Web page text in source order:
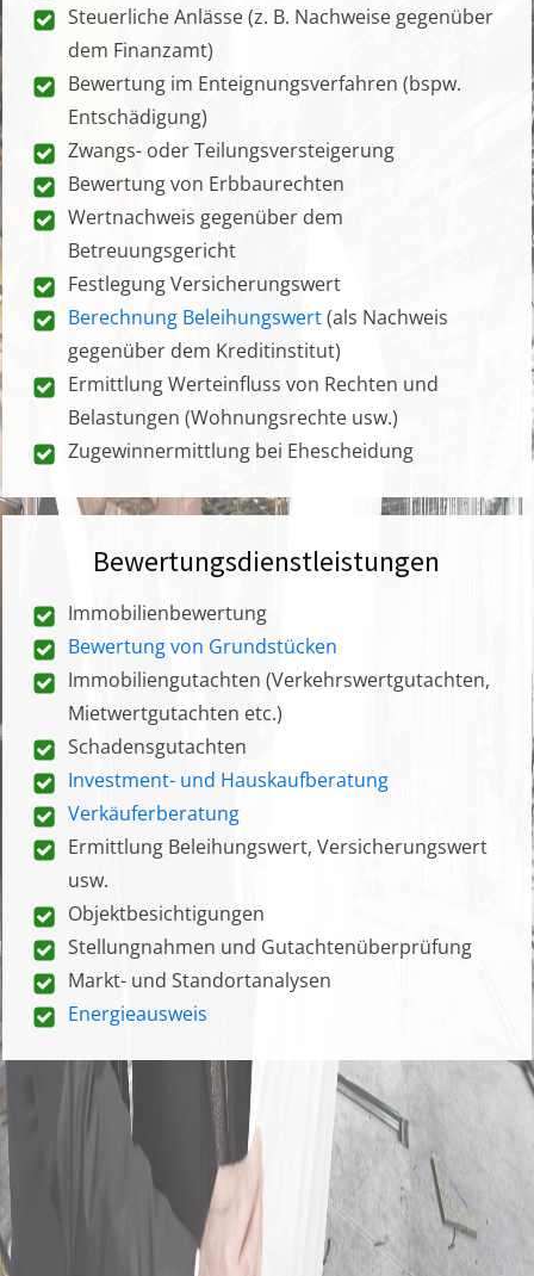
Steuerliche Anlässe (z. B. Nachweise gegenüber
dem Finanzamt)
Bewertung im Enteignungsverfahren (bspw.
Entschädigung)
Zwangs- oder Teilungsversteigerung
Bewertung von Erbbaurechten
Wertnachweis gegenüber dem
Betreuungsgericht
Festlegung Versicherungswert
Berechnung Beleihungswert(als Nachweis
gegenüber dem Kreditinstitut)
Ermittlung Werteinfluss von Rechten und
Belastungen (Wohnungsrechte usw.)
Zugewinnermittlung bei Ehescheidung
Bewertungsdienstleistungen
Immobilienbewertung
Bewertung von Grundstücken
Immobiliengutachten (Verkehrswertgutachten,
Mietwertgutachten etc.)
Schadensgutachten
Investment- und Hauskaufberatung
Verkäuferberatung
Ermittlung Beleihungswert, Versicherungswert
usw.
Objektbesichtigungen
Stellungnahmen und Gutachtenüberprüfung
Markt- und Standortanalysen
Energieausweis